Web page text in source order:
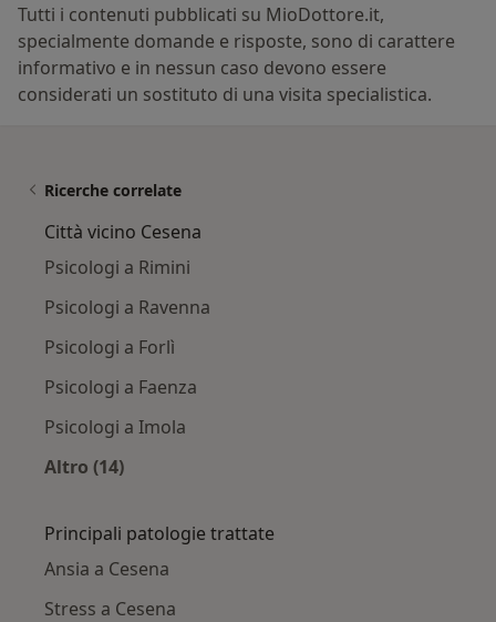
Tutti i contenuti pubblicati su MioDottore.it,
specialmente domande e risposte, sono di carattere
informativo e in nessun caso devono essere
considerati un sostituto di una visita specialistica.
Ricerche correlate
Città vicino Cesena
Psicologi a Rimini
Psicologi a Ravenna
Psicologi a Forlì
Psicologi a Faenza
Psicologi a Imola
Altro (14)
Principali patologie trattate
Ansia a Cesena
Stress a Cesena